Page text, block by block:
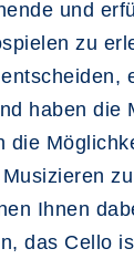
und
zu
haben
Ihnen
das Cello